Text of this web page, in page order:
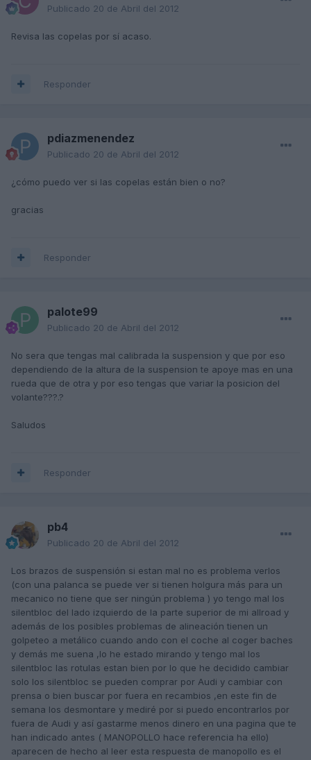
Publicado 20 de Abril del 2012
Revisa las copelas por sí acaso.
Responder
pdiazmenendez
Publicado 20 de Abril del 2012
¿cómo puedo ver si las copelas están bien o no?
gracias
Responder
palote99
Publicado 20 de Abril del 2012
No sera que tengas mal calibrada la suspension y que por eso
dependiendo de la altura de la suspension te apoye mas en una
rueda que de otra y por eso tengas que variar la posicion del
volante???.?
Saludos
Responder
pb4
Publicado 20 de Abril del 2012
Los brazos de suspensión si estan mal no es problema verlos
(con una palanca se puede ver si tienen holgura más para un
mecanico no tiene que ser ningún problema ) yo tengo mal los
silentbloc del lado izquierdo de la parte superior de mi allroad y
además de los posibles problemas de alineación tienen un
golpeteo a metálico cuando ando con el coche al coger baches
y demás me suena ,lo he estado mirando y tengo mal los
silentbloc las rotulas estan bien por lo que he decidido cambiar
solo los silentbloc se pueden comprar por Audi y cambiar con
prensa o bien buscar por fuera en recambios ,en este fin de
semana los desmontare y mediré por si puedo encontrarlos por
fuera de Audi y así gastarme menos dinero en una pagina que te
han indicado antes ( MANOPOLLO hace referencia ha ello)
aparecen de hecho al leer esta respuesta de manopollo es el